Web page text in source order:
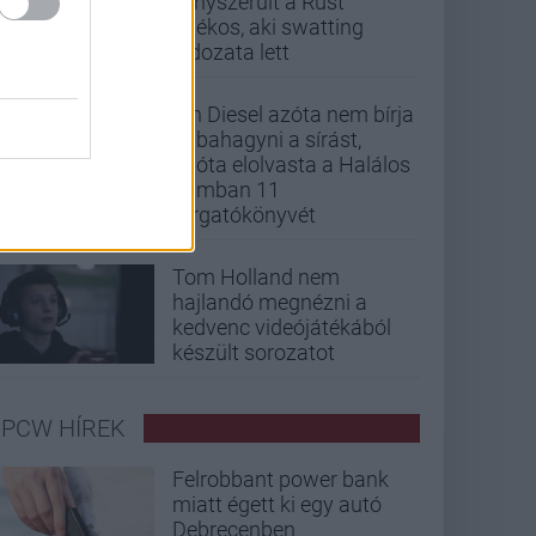
játékos, aki swatting
áldozata lett
Vin Diesel azóta nem bírja
abbahagyni a sírást,
mióta elolvasta a Halálos
iramban 11
forgatókönyvét
Tom Holland nem
hajlandó megnézni a
kedvenc videójátékából
készült sorozatot
PCW HÍREK
Felrobbant power bank
miatt égett ki egy autó
Debrecenben